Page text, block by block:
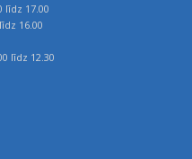
līdz 17.00
16.00
līdz 12.30